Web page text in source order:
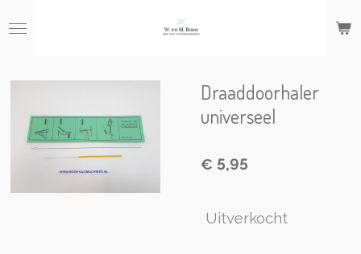
direct
Draaddoorhaler
universeel
€ 5,95
Uitverkocht